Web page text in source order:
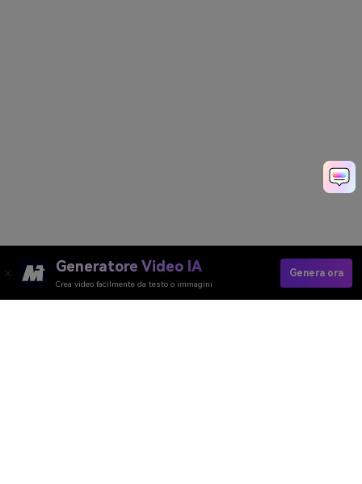
Generatore Video IA
Crea video facilmente da testo o immagini
Genera ora